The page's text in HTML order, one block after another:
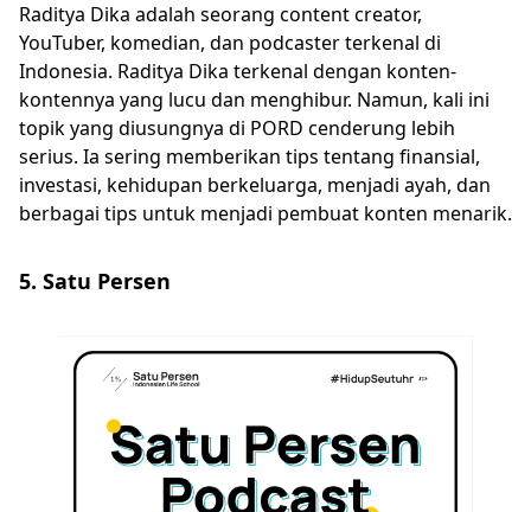
Raditya Dika adalah seorang content creator,
YouTuber, komedian, dan podcaster terkenal di
Indonesia. Raditya Dika terkenal dengan konten-
kontennya yang lucu dan menghibur. Namun, kali ini
topik yang diusungnya di PORD cenderung lebih
serius. Ia sering memberikan tips tentang finansial,
investasi, kehidupan berkeluarga, menjadi ayah, dan
berbagai tips untuk menjadi pembuat konten menarik.
5. Satu Persen